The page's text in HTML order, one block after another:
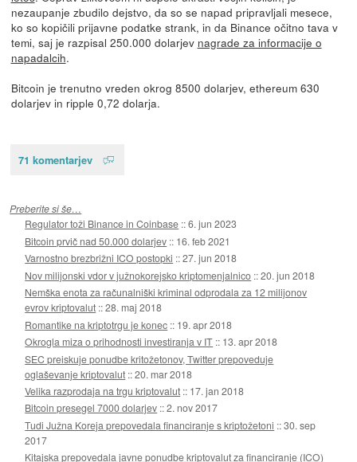
nezaupanje zbudilo dejstvo, da so se napad pripravljali mesece,
ko so kopičili prijavne podatke strank, in da Binance očitno tava v
temi, saj je razpisal 250.000 dolarjev nagrade za informacije o
napadalcih.
Bitcoin je trenutno vreden okrog 8500 dolarjev, ethereum 630
dolarjev in ripple 0,72 dolarja.
71 komentarjev
Preberite si še…
Regulator toži Binance in Coinbase ::6. jun 2023
Bitcoin prvič nad 50.000 dolarjev :: 16. feb 2021
Varnostno brezbrižni ICO postopki ::27. jun 2018
Nov milijonski vdor v južnokorejsko kriptomenjalnico ::20. jun 2018
Nemška enota za računalniški kriminal odprodala za 12 milijonov
evrov kriptovalut ::28. maj 2018
Romantike na kriptotrgu je konec :: 19. apr 2018
Okrogla miza o prihodnosti investiranja v IT :: 13. apr 2018
SEC preiskuje ponudbe kritožetonov, Twitter prepoveduje
oglaševanje kriptovalut ::20. mar 2018
Velika razprodaja na trgu kriptovalut :: 17. jan 2018
Bitcoin presegel 7000 dolarjev ::2. nov 2017
Tudi Južna Koreja prepovedala financiranje s kriptožetoni ::30. sep
2017
Kitajska prepovedala javne ponudbe kriptovalut za financiranje (ICO)